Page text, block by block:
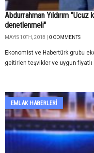
Abdurrahman Yıldırım
denetlenmeli"
MAYIS 10TH, 2018 | 0 COMMENTS
Ekonomist ve Habertürk grubu
geitirlen teşvikler ve uygun fiyatlı
EMLAK HABERLERI